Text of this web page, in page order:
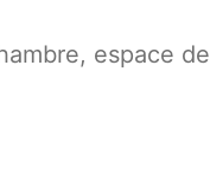
espace de